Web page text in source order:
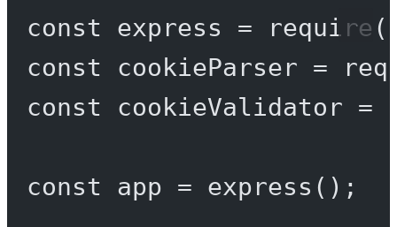
const express = require (
const
cookieParser =
const
cookieValidator =
const app = express ();